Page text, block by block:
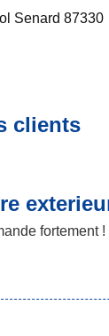
Senard 87330
clients
fortement !